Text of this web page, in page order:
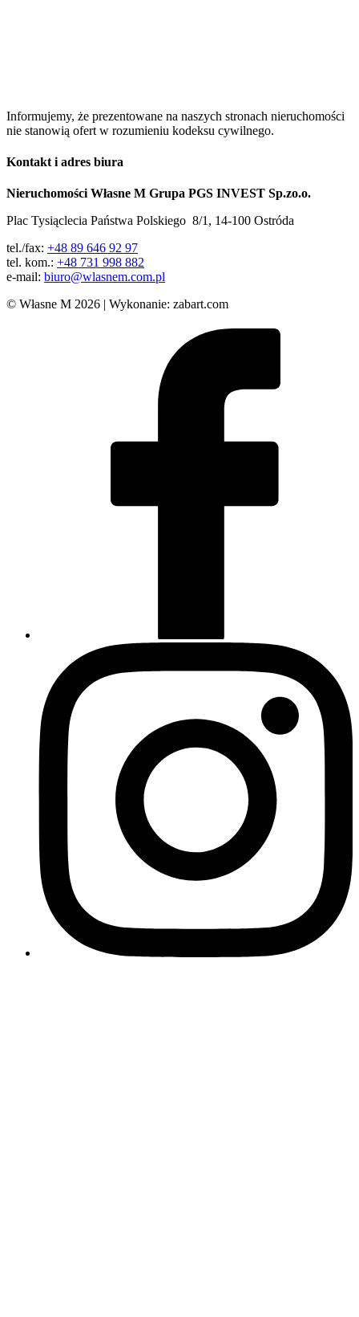
Informujemy, że prezentowane na naszych stronach nieruchomości
nie stanowią ofert w rozumieniu kodeksu cywilnego.
Kontakt i adres biura
Nieruchomości Własne M Grupa PGS INVEST Sp.zo.o.
Plac Tysiąclecia Państwa Polskiego 8/1, 14-100 Ostróda
tel./fax: +48 89 646 92 97
tel. kom.: +48 731 998 882
e-mail: biuro@wlasnem.com.pl
© Własne M 2026 | Wykonanie: zabart.com